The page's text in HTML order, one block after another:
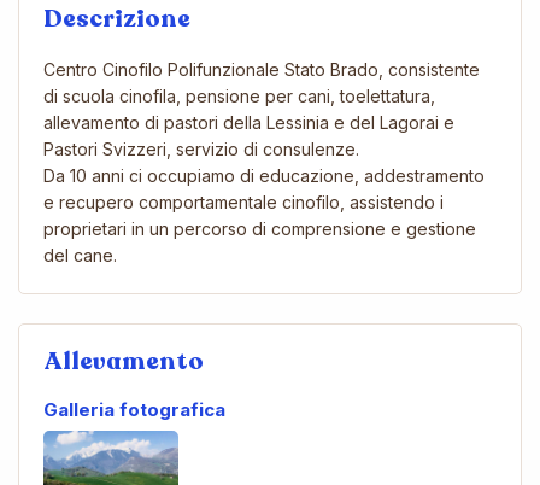
Descrizione
Centro Cinofilo Polifunzionale Stato Brado, consistente
di scuola cinofila, pensione per cani, toelettatura,
allevamento di pastori della Lessinia e del Lagorai e
Pastori Svizzeri, servizio di consulenze.
Da 10 anni ci occupiamo di educazione, addestramento
e recupero comportamentale cinofilo, assistendo i
proprietari in un percorso di comprensione e gestione
del cane.
Allevamento
Galleria fotografica